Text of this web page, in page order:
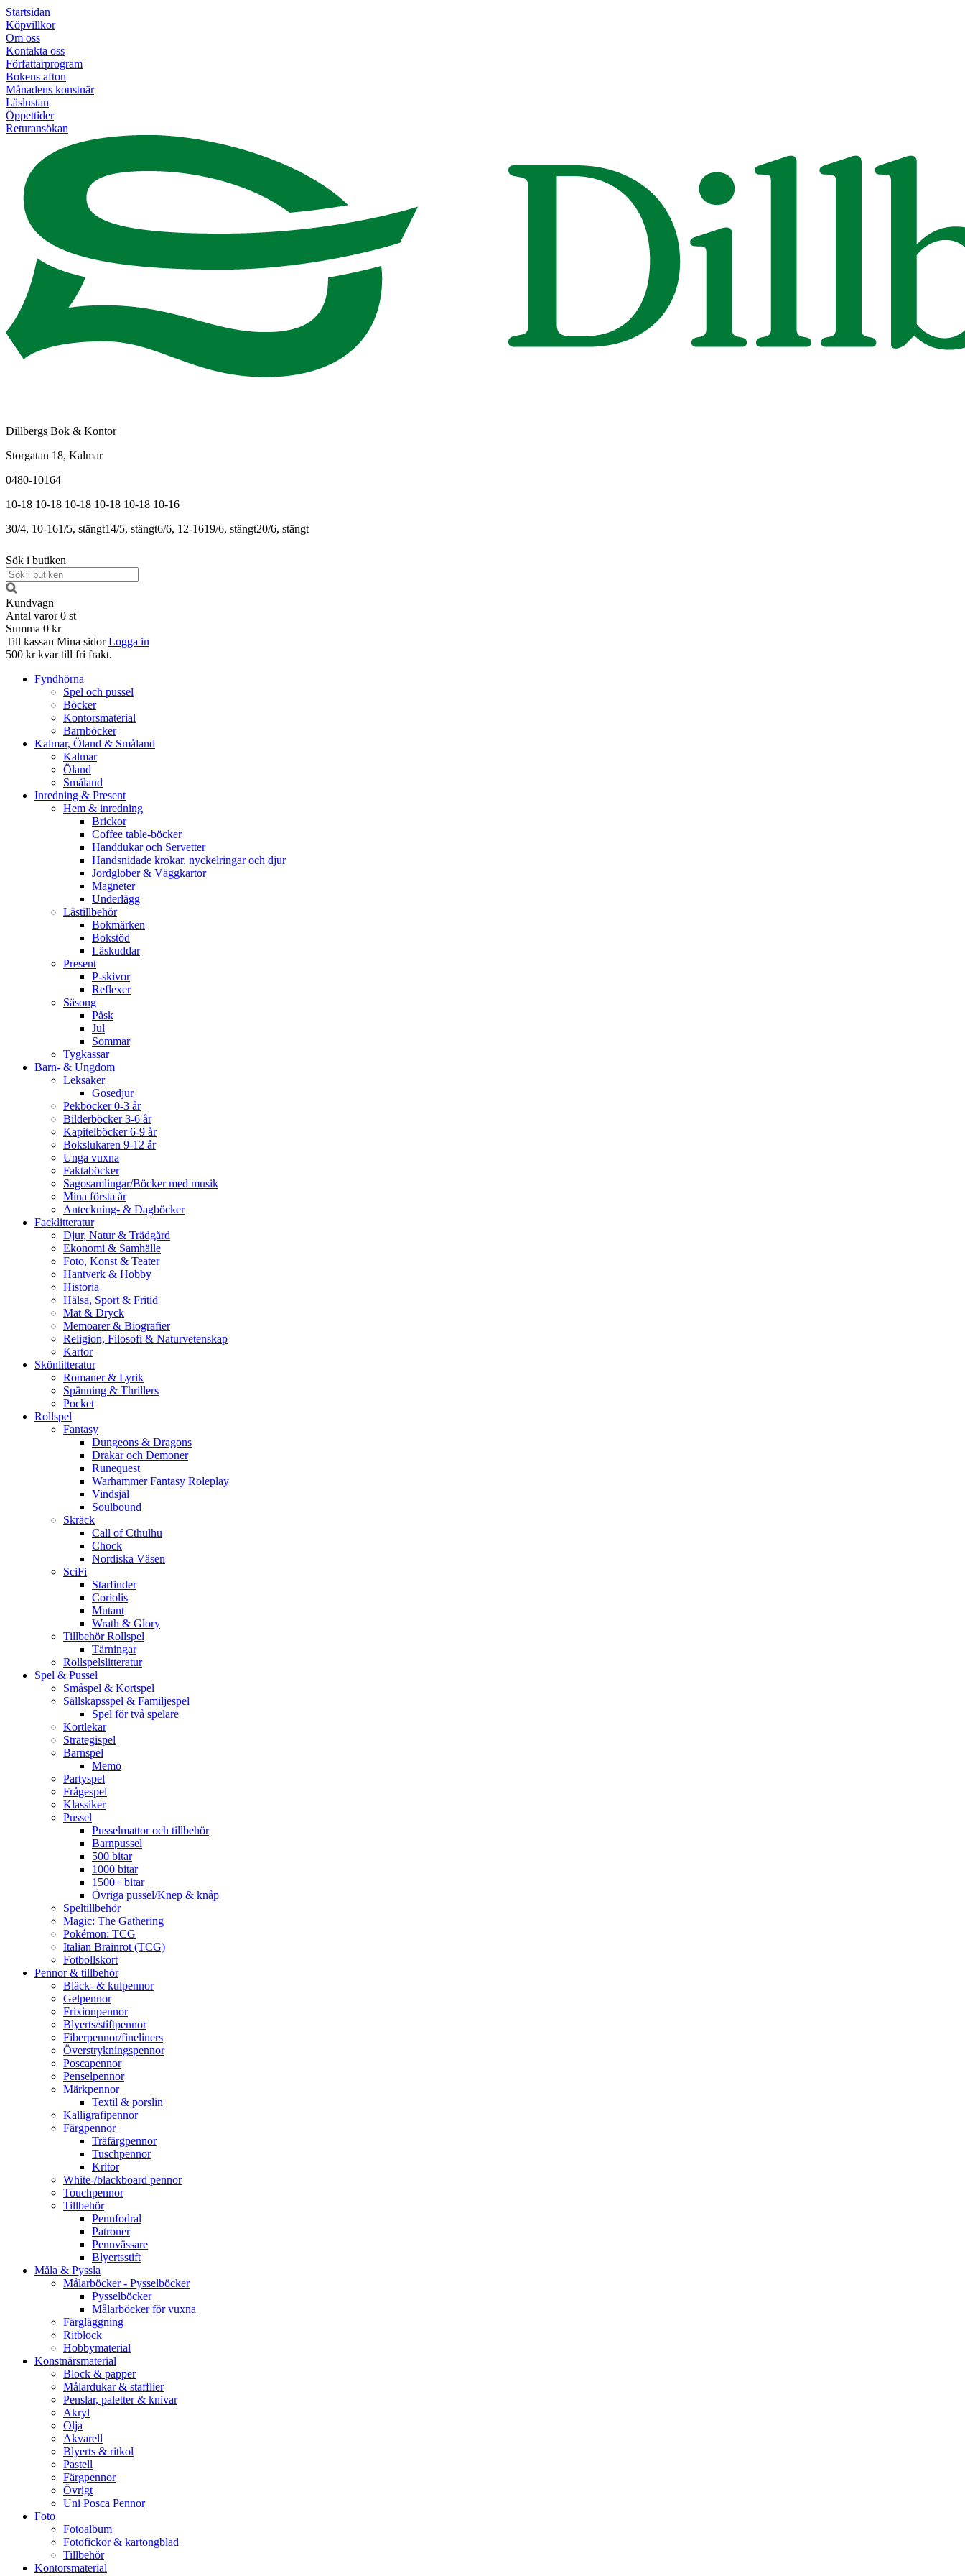
Startsidan
Köpvillkor
Om oss
Kontakta oss
Författarprogram
Bokens afton
Månadens konstnär
Läslustan
Öppettider
Returansökan
Dillbergs Bok & Kontor
Storgatan 18, Kalmar
0480-10164
10-18 10-18 10-18 10-18 10-18 10-16
30/4, 10-161/5, stängt14/5, stängt6/6, 12-1619/6, stängt20/6, stängt
Sök i butiken
Kundvagn
Antal varor 0 st
Summa 0 kr
Till kassan Mina sidor Logga in
500 kr kvar till fri frakt.
Fyndhörna
Spel och pussel
Böcker
Kontorsmaterial
Barnböcker
Kalmar, Öland & Småland
Kalmar
Öland
Småland
Inredning & Present
Hem & inredning
Brickor
Coffee table-böcker
Handdukar och Servetter
Handsnidade krokar, nyckelringar och djur
Jordglober & Väggkartor
Magneter
Underlägg
Lästillbehör
Bokmärken
Bokstöd
Läskuddar
Present
P-skivor
Reflexer
Säsong
Påsk
Jul
Sommar
Tygkassar
Barn- & Ungdom
Leksaker
Gosedjur
Pekböcker 0-3 år
Bilderböcker 3-6 år
Kapitelböcker 6-9 år
Bokslukaren 9-12 år
Unga vuxna
Faktaböcker
Sagosamlingar/Böcker med musik
Mina första år
Anteckning- & Dagböcker
Facklitteratur
Djur, Natur & Trädgård
Ekonomi & Samhälle
Foto, Konst & Teater
Hantverk & Hobby
Historia
Hälsa, Sport & Fritid
Mat & Dryck
Memoarer & Biografier
Religion, Filosofi & Naturvetenskap
Kartor
Skönlitteratur
Romaner & Lyrik
Spänning & Thrillers
Pocket
Rollspel
Fantasy
Dungeons & Dragons
Drakar och Demoner
Runequest
Warhammer Fantasy Roleplay
Vindsjäl
Soulbound
Skräck
Call of Cthulhu
Chock
Nordiska Väsen
SciFi
Starfinder
Coriolis
Mutant
Wrath & Glory
Tillbehör Rollspel
Tärningar
Rollspelslitteratur
Spel & Pussel
Småspel & Kortspel
Sällskapsspel & Familjespel
Spel för två spelare
Kortlekar
Strategispel
Barnspel
Memo
Partyspel
Frågespel
Klassiker
Pussel
Pusselmattor och tillbehör
Barnpussel
500 bitar
1000 bitar
1500+ bitar
Övriga pussel/Knep & knåp
Speltillbehör
Magic: The Gathering
Pokémon: TCG
Italian Brainrot (TCG)
Fotbollskort
Pennor & tillbehör
Bläck- & kulpennor
Gelpennor
Frixionpennor
Blyerts/stiftpennor
Fiberpennor/fineliners
Överstrykningspennor
Poscapennor
Penselpennor
Märkpennor
Textil & porslin
Kalligrafipennor
Färgpennor
Träfärgpennor
Tuschpennor
Kritor
White-/blackboard pennor
Touchpennor
Tillbehör
Pennfodral
Patroner
Pennvässare
Blyertsstift
Måla & Pyssla
Målarböcker - Pysselböcker
Pysselböcker
Målarböcker för vuxna
Färgläggning
Ritblock
Hobbymaterial
Konstnärsmaterial
Block & papper
Målardukar & stafflier
Penslar, paletter & knivar
Akryl
Olja
Akvarell
Blyerts & ritkol
Pastell
Färgpennor
Övrigt
Uni Posca Pennor
Foto
Fotoalbum
Fotofickor & kartongblad
Tillbehör
Kontorsmaterial